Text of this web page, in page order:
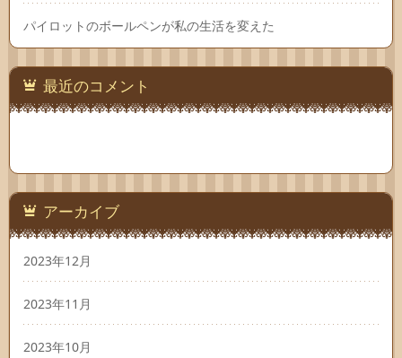
パイロットのボールペンが私の生活を変えた
最近のコメント
アーカイブ
2023年12月
2023年11月
2023年10月